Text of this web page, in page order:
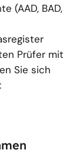
(AAD, BAD,
Prüfer mit
Sie sich